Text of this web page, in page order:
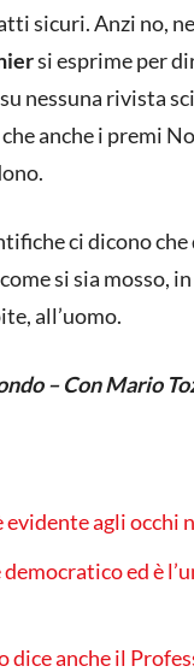
sicuri. Anzi no,
si esprime per
nessuna rivista
anche i premi
ci dicono
si sia mosso,
all’uomo.
– Con Mario
agli occhi
ed è
dice anche il